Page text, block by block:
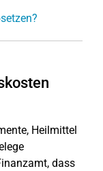
Heilmittel
dass